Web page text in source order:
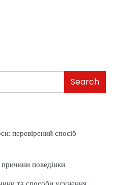
Search
перевірений спосіб
причини поведінки